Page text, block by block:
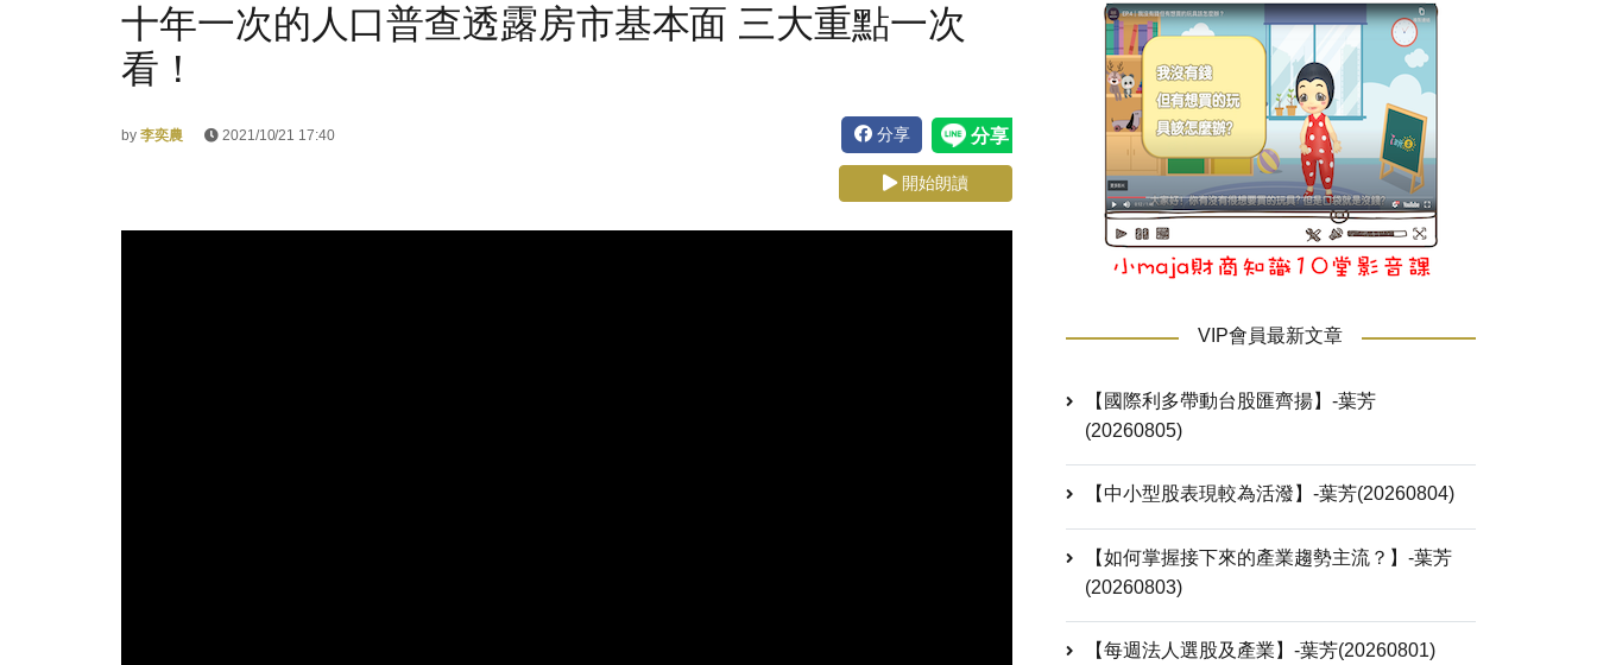
十年一次的人口普查透露房市基本面 三大重點一次
看！
by 李奕農 2021/10/21 17:40 分享
開始朗讀
VIP會員最新文章
【國際利多帶動台股匯齊揚】-葉芳
(20260805)
【中小型股表現較為活潑】-葉芳(20260804)
【如何掌握接下來的產業趨勢主流？】-葉芳
(20260803)
【每週法人選股及產業】-葉芳(20260801)